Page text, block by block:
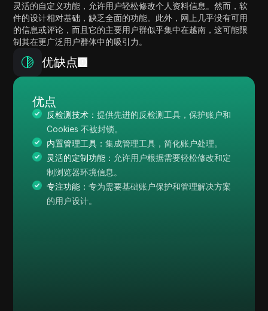
灵活的自定义功能，允许用户轻松修改个人资料信息。然而，软
件的设计相对基础，缺乏全面的功能。此外，网上几乎没有可用
的信息或评论，而且它的主要用户群似乎集中在越南，这可能限
制其在更广泛用户群体中的吸引力。
优缺点
优点
反检测技术：提供先进的反检测工具，保护账户和
Cookies 不被封锁。
内置管理工具：集成管理工具，简化账户处理。
灵活的定制功能： 允许用户根据需要轻松修改和定
制浏览器环境信息。
专注功能：专为需要基础账户保护和管理解决方案
的用户设计。